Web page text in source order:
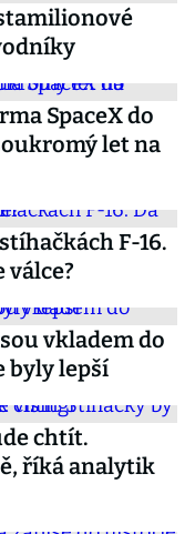
SpaceX do
let na
F-16.
válce?
vkladem do
byly lepší
chtít.
říká analytik